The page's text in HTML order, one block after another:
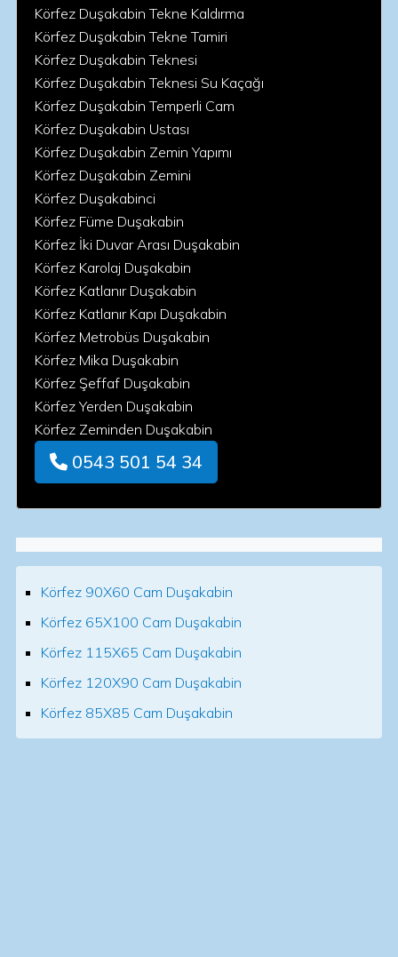
Körfez Duşakabin Tekne Kaldırma
Körfez Duşakabin Tekne Tamiri
Körfez Duşakabin Teknesi
Körfez Duşakabin Teknesi Su Kaçağı
Körfez Duşakabin Temperli Cam
Körfez Duşakabin Ustası
Körfez Duşakabin Zemin Yapımı
Körfez Duşakabin Zemini
Körfez Duşakabinci
Körfez Füme Duşakabin
Körfez İki Duvar Arası Duşakabin
Körfez Karolaj Duşakabin
Körfez Katlanır Duşakabin
Körfez Katlanır Kapı Duşakabin
Körfez Metrobüs Duşakabin
Körfez Mika Duşakabin
Körfez Şeffaf Duşakabin
Körfez Yerden Duşakabin
Körfez Zeminden Duşakabin
0543 501 54 34
Körfez 90X60 Cam Duşakabin
Körfez 65X100 Cam Duşakabin
Körfez 115X65 Cam Duşakabin
Körfez 120X90 Cam Duşakabin
Körfez 85X85 Cam Duşakabin